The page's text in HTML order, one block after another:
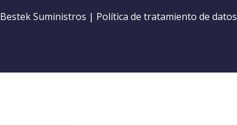
Bestek Suministros | Política de tratamiento de datos